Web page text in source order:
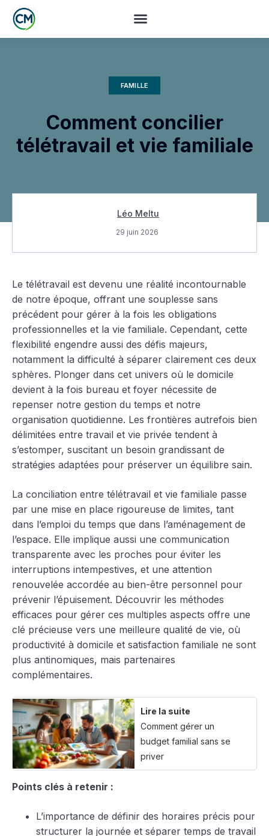
FAMILLE
Comment concilier
télétravail et vie familiale
Léo Meltu
29 juin 2026
Le télétravail est devenu une réalité incontournable
de notre époque, offrant une souplesse sans
précédent pour gérer à la fois les obligations
professionnelles et la vie familiale. Cependant, cette
flexibilité engendre aussi des défis majeurs,
notamment la difficulté à séparer clairement ces deux
sphères. Plonger dans cet univers où le domicile
devient à la fois bureau et foyer nécessite de
repenser notre gestion du temps et notre
organisation quotidienne. Les frontières autrefois bien
délimitées entre travail et vie privée tendent à
s’estomper, suscitant un besoin grandissant de
stratégies adaptées pour préserver un équilibre sain.
La conciliation entre télétravail et vie familiale passe
par une mise en place rigoureuse de limites, tant
dans l’emploi du temps que dans l’aménagement de
l’espace. Elle implique aussi une communication
transparente avec les proches pour éviter les
interruptions intempestives, et une attention
renouvelée accordée au bien-être personnel pour
prévenir l’épuisement. Découvrir les méthodes
efficaces pour gérer ces multiples aspects offre une
clé précieuse vers une meilleure qualité de vie, où
productivité à domicile et satisfaction familiale ne sont
plus antinomiques, mais partenaires
complémentaires.
Lire la suite
Comment gérer un
budget familial sans se
priver
Points clés à retenir :
L’importance de définir des horaires précis pour
structurer la journée et séparer temps de travail